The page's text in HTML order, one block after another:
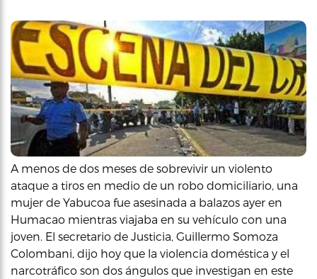
A menos de dos meses de sobrevivir un violento
ataque a tiros en medio de un robo domiciliario, una
mujer de Yabucoa fue asesinada a balazos ayer en
Humacao mientras viajaba en su vehículo con una
joven. El secretario de Justicia, Guillermo Somoza
Colombani, dijo hoy que la violencia doméstica y el
narcotráfico son dos ángulos que investigan en este